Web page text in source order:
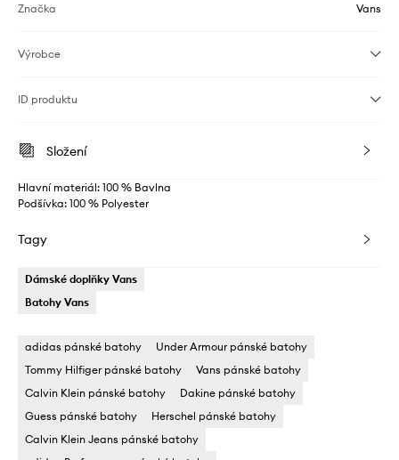
Značka Vans
Výrobce
ID produktu
Složení
Hlavní materiál: 100 % Bavlna
Podšívka: 100 % Polyester
Tagy
Dámské doplňky Vans
Batohy Vans
adidas pánské batohy
Under Armour pánské batohy
Tommy Hilfiger pánské batohy
Vans pánské batohy
Calvin Klein pánské batohy
Dakine pánské batohy
Guess pánské batohy
Herschel pánské batohy
Calvin Klein Jeans pánské batohy